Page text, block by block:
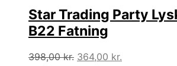
Star Trading Party
B22 Fatning
398,00kr. Den
364,00 kr.